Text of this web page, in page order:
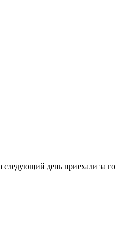
день приехали за